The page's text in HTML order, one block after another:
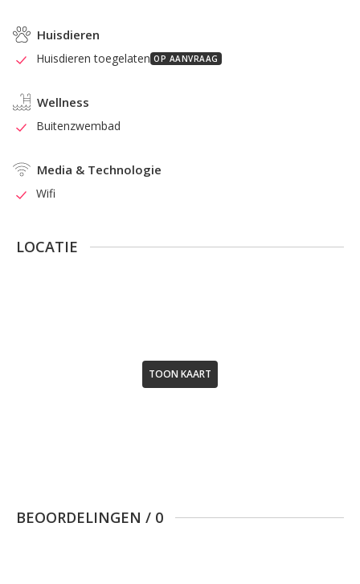
Huisdieren
Huisdieren toegelaten OP AANVRAAG
Wellness
Buitenzwembad
Media & Technologie
Wifi
LOCATIE
TOON KAART
BEOORDELINGEN / 0